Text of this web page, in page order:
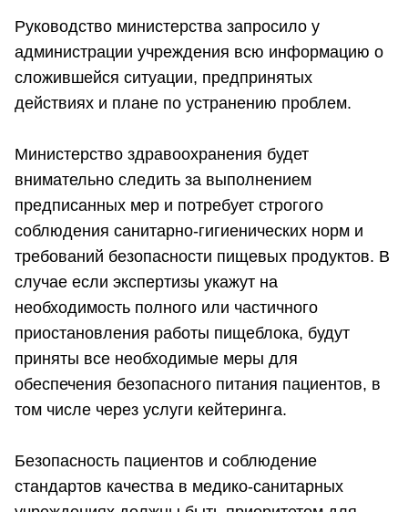
Руководство министерства запросило у
администрации учреждения всю информацию о
сложившейся ситуации, предпринятых
действиях и плане по устранению проблем.
Министерство здравоохранения будет
внимательно следить за выполнением
предписанных мер и потребует строгого
соблюдения санитарно-гигиенических норм и
требований безопасности пищевых продуктов. В
случае если экспертизы укажут на
необходимость полного или частичного
приостановления работы пищеблока, будут
приняты все необходимые меры для
обеспечения безопасного питания пациентов, в
том числе через услуги кейтеринга.
Безопасность пациентов и соблюдение
стандартов качества в медико-санитарных